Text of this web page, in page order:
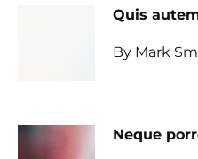
Quis
By Mark
Neque